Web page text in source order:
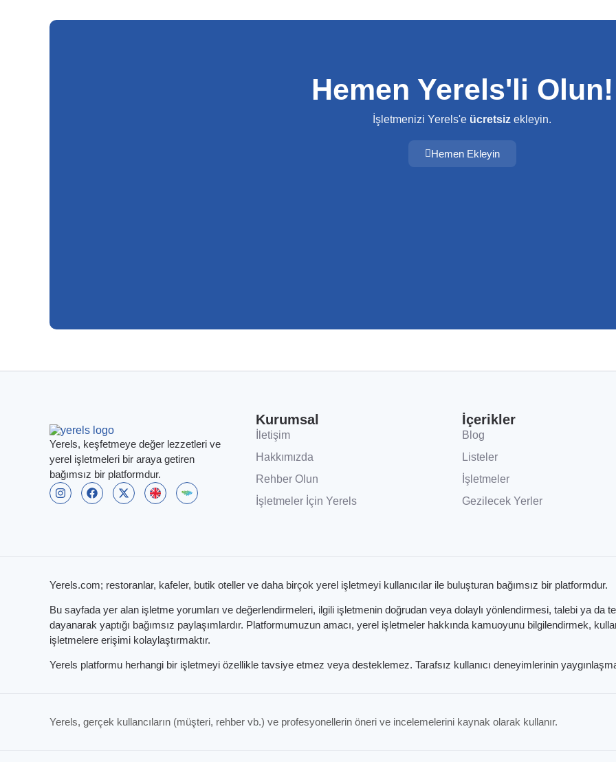
Hemen Yerels'li Olun!
İşletmenizi Yerels'e ücretsiz ekleyin.
Hemen Ekleyin
Yerels, keşfetmeye değer lezzetleri ve
yerel işletmeleri bir araya getiren
bağımsız bir platformdur.
Kurumsal
İletişim
Hakkımızda
Rehber Olun
İşletmeler İçin Yerels
İçerikler
Blog
Listeler
İşletmeler
Gezilecek Yerler
Yerels.com; restoranlar, kafeler, butik oteller ve daha birçok yerel işletmeyi kullanıcılar ile buluşturan bağımsız bir platformdur.
Bu sayfada yer alan işletme yorumları ve değerlendirmeleri, ilgili işletmenin doğrudan veya dolaylı yönlendirmesi, talebi ya da
dayanarak yaptığı bağımsız paylaşımlardır. Platformumuzun amacı, yerel işletmeler hakkında kamuoyunu bilgilendirmek,
işletmelere erişimi kolaylaştırmaktır.
Yerels platformu herhangi bir işletmeyi özellikle tavsiye etmez veya desteklemez. Tarafsız kullanıcı deneyimlerinin
Yerels, gerçek kullancıların (müşteri, rehber vb.) ve profesyonellerin öneri ve incelemelerini kaynak olarak kullanır.